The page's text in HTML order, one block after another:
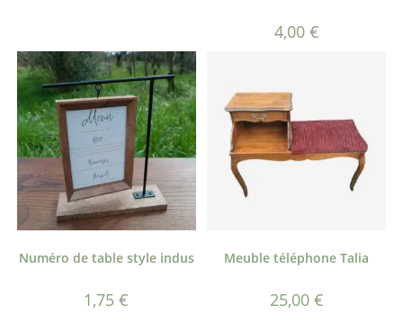
4,00 €
Numéro de table style indus
1,75€
Meuble téléphone Talia
25,00 €